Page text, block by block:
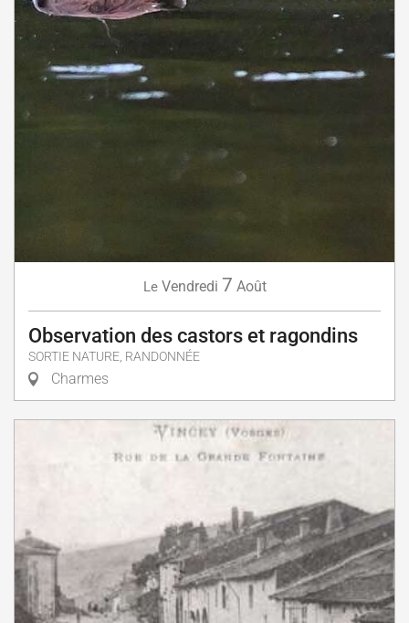
Le Vendredi 7 Août
Observation des castors et ragondins
SORTIE NATURE, RANDONNÉE
Charmes